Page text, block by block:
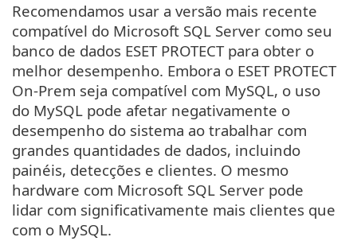
Recomendamos usar a versão mais recente
compatível do Microsoft SQL Server como seu
banco de dados ESET PROTECT para obter o
melhor desempenho. Embora o ESET PROTECT
On-Prem seja compatível com MySQL, o uso
do MySQL pode afetar negativamente o
desempenho do sistema ao trabalhar com
grandes quantidades de dados, incluindo
painéis, detecções e clientes. O mesmo
hardware com Microsoft SQL Server pode
lidar com significativamente mais clientes que
com o MySQL.